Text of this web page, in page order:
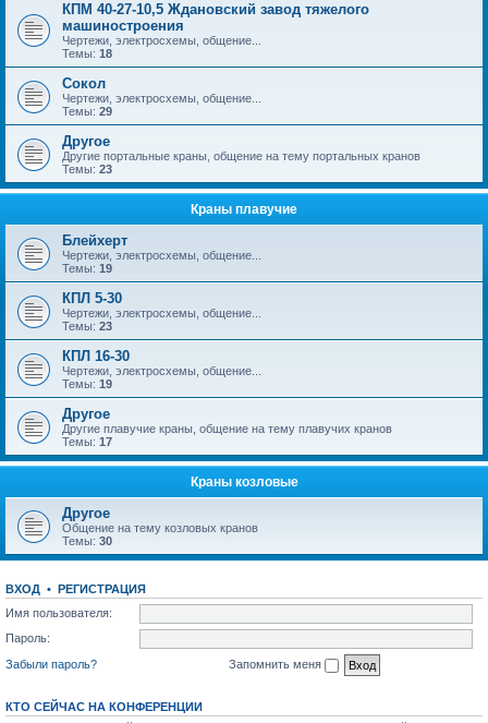
КПМ 40-27-10,5 Ждановский завод тяжелого
машиностроения
Чертежи, электросхемы, общение...
Темы: 18
Сокол
Чертежи, электросхемы, общение...
Темы: 29
Другое
Другие портальные краны, общение на тему портальных кранов
Темы: 23
Краны плавучие
Блейхерт
Чертежи, электросхемы, общение...
Темы: 19
КПЛ 5-30
Чертежи, электросхемы, общение...
Темы: 23
КПЛ 16-30
Чертежи, электросхемы, общение...
Темы: 19
Другое
Другие плавучие краны, общение на тему плавучих кранов
Темы: 17
Краны козловые
Другое
Общение на тему козловых кранов
Темы: 30
ВХОД • РЕГИСТРАЦИЯ
Имя пользователя:
Пароль:
Забыли пароль?
Запомнить меня
КТО СЕЙЧАС НА КОНФЕРЕНЦИИ